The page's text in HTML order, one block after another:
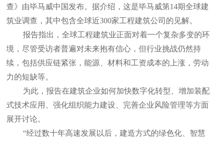
查》由毕马威中国发布。据介绍，这是毕马威第14期全球建
筑业调查，其中包含全球近300家工程建筑公司的见解。
报告指出，全球工程建筑业正面对着一个复杂多变的环
境，尽管受访者普遍对未来抱有信心，但行业挑战仍然持
续，包括供应链紧张，能源、材料和工资成本的上涨，劳动
力的短缺等。
为此，报告在建筑企业如何加快数字化转型、增加装配
式技术应用、强化组织能力建设、完善企业风险管理等方面
展开讨论。
“经过数十年高速发展以后，建造方式的绿色化、智慧